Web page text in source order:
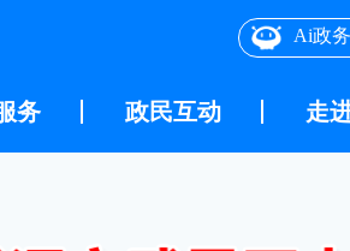
Ai政
务 政民互动 走